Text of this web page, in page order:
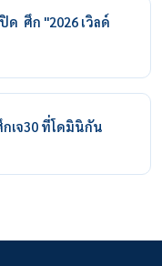
ด ศึก "2026 เวิลด์
เจ30 ที่โดมินิกัน